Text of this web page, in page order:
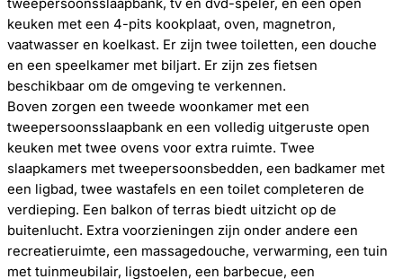
tweepersoonsslaapbank, tv en dvd-speler, en een open
keuken met een 4-pits kookplaat, oven, magnetron,
vaatwasser en koelkast. Er zijn twee toiletten, een douche
en een speelkamer met biljart. Er zijn zes fietsen
beschikbaar om de omgeving te verkennen.
Boven zorgen een tweede woonkamer met een
tweepersoonsslaapbank en een volledig uitgeruste open
keuken met twee ovens voor extra ruimte. Twee
slaapkamers met tweepersoonsbedden, een badkamer met
een ligbad, twee wastafels en een toilet completeren de
verdieping. Een balkon of terras biedt uitzicht op de
buitenlucht. Extra voorzieningen zijn onder andere een
recreatieruimte, een massagedouche, verwarming, een tuin
met tuinmeubilair, ligstoelen, een barbecue, een